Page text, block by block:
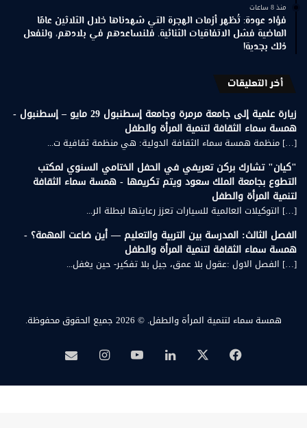
منذ 8 ساعات
فؤاد عودة: تُظهر أزمات الهجرة التي شهدناها خلال الثلاثين عامًا
الماضية فشل الاتفاقيات الثنائية. فلنساعدهم في بلادهم، ولنفعل
ذلك بجدية!
أخر التعليقات
زيارة علمية إلى جامعة مرمرة وجامعة إسطنبول 29 مايو – إسطنبول -
همسة سماء الثقافة لتنمية المرأة والطفل
[…] منظمة همسة سماء الثقافة الدولية: هي منظمة ثقافية ت...
"كيان" تشارك بركن تعريفي في الحفل الختامي السنوي لمكتب
التطوع بجامعة الملك سعود ويتم تكريمها - همسة سماء الثقافة
لتنمية المرأة والطفل
[…] التوكيلات العالمية للسيارات تعزز رعايتها لبطلة الر...
الفصل الثالث: المدرسة بين التربية والتعليم — أين ضاعت المهمة؟ -
همسة سماء الثقافة لتنمية المرأة والطفل
[…] الفصل الاول :عقول بلا عمق، جيل بلا تفكير- حين يغفل...
همسة سماء لتنمية المرأة والطفل. © 2026 جميع الحقوق محفوظة.
فيسبوك لينكدإن‫YouTubeانستقرامبريد
همسة